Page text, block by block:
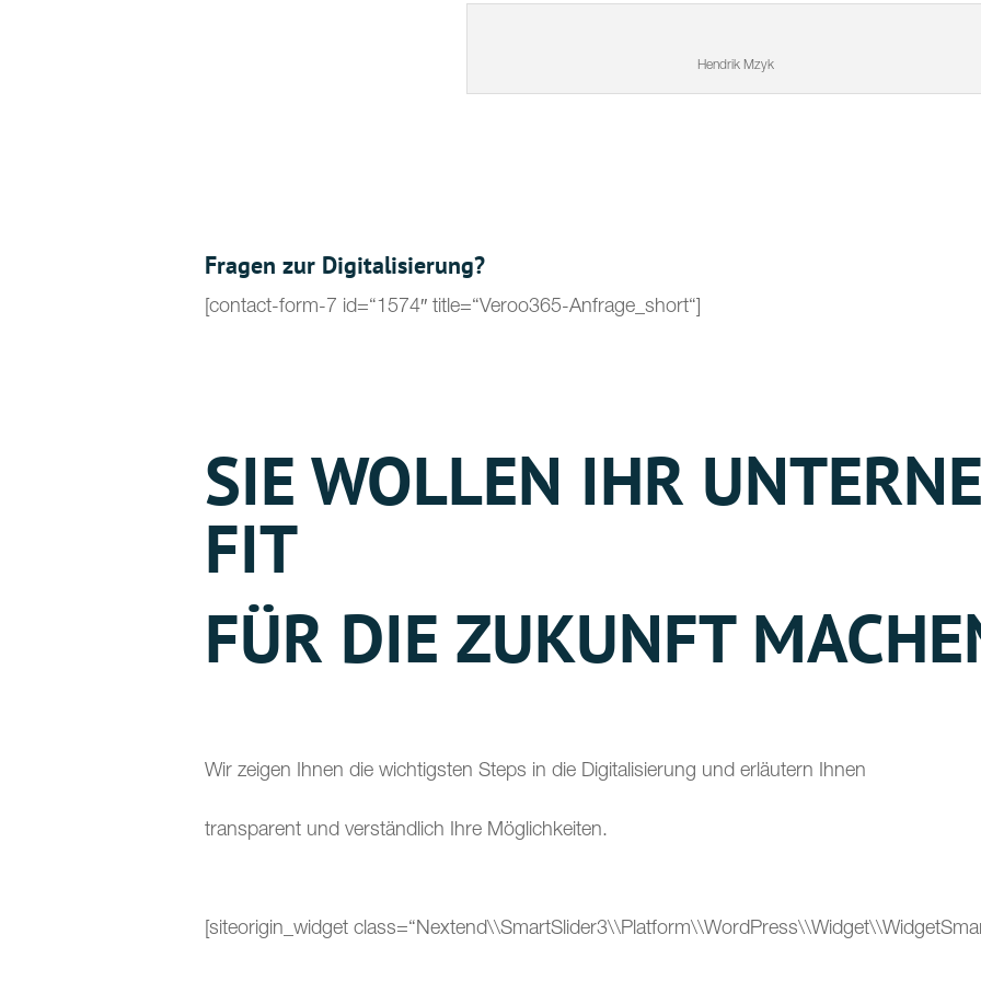
Hendrik Mzyk
Fragen zur Digitalisierung?
[contact-form-7 id=“1574″ title=“Veroo365-Anfrage_short“]
SIE WOLLEN IHR
FIT
FÜR DIE ZUKUNFT
Wir zeigen Ihnen die wichtigsten Steps in die Digitalisierung und erläutern Ihnen
transparent und verständlich Ihre Möglichkeiten.
[siteorigin_widget